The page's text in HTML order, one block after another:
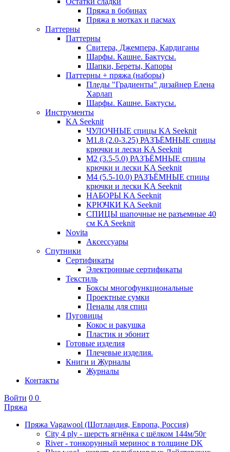
Пряжа в бобинах
Пряжа в мотках и пасмах
Паттерны
Паттерны
Свитера, Джемпера, Кардиганы
Шарфы. Кашне. Бактусы.
Шапки, Береты, Капоры
Паттерны + пряжа (наборы)
Пледы "Градиенты" дизайнер Елена
Харлап
Шарфы. Кашне. Бактусы.
Инструменты
KA Seeknit
ЧУЛОЧНЫЕ спицы KA Seeknit
М1.8 (2.0-3.25) РАЗЪЁМНЫЕ спицы
крючки и лески KA Seeknit
М2 (3.5-5.0) РАЗЪЁМНЫЕ спицы
крючки и лески KA Seeknit
М4 (5.5-10.0) РАЗЪЁМНЫЕ спицы
крючки и лески KA Seeknit
НАБОРЫ KA Seeknit
КРЮЧКИ KA Seeknit
СПИЦЫ шапочные не разъемные 40
см KA Seeknit
Novita
Аксессуары
Спутники
Сертификаты
Электронные сертификаты
Текстиль
Боксы многофункциональные
Проектные сумки
Пеналы для спиц
Пуговицы
Кокос и ракушка
Пластик и эбонит
Готовые изделия
Плечевые изделия.
Книги и Журналы
Журналы
Контакты
Войти 0 0
Пряжа
Пряжа Vagawool (Шотландия, Европа, Россия)
City 4 ply - шерсть ягнёнка с шёлком 144м/50г
River - тонкорунный меринос в толщине DK